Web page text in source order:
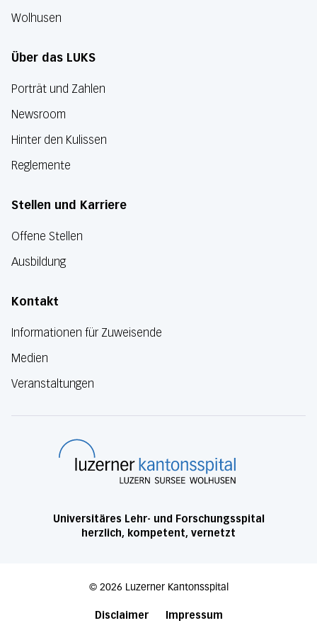
Wolhusen
Über das LUKS
Porträt und Zahlen
Newsroom
Hinter den Kulissen
Reglemente
Stellen und Karriere
Offene Stellen
Ausbildung
Kontakt
Informationen für Zuweisende
Medien
Veranstaltungen
Universitäres Lehr- und Forschungsspital
herzlich, kompetent, vernetzt
© 2026 Luzerner Kantonsspital
Disclaimer Impressum